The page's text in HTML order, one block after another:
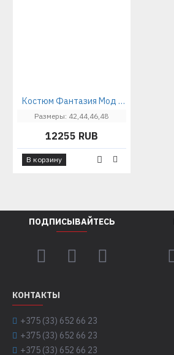
Размеры: 42,44,46,48
Костюм Фантазия Мод 5450
12255 RUB
В корзину
ПОДПИСЫВАЙТЕСЬ
КОНТАКТЫ
+375 (33) 652 66 23
+375 (33) 652 66 23
+375 (33) 652 66 23